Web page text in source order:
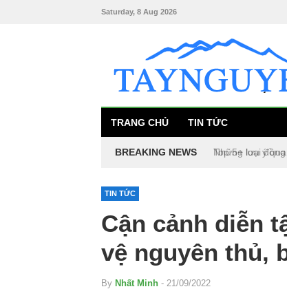
Saturday, 8 Aug 2026
TRANG CHỦ TIN TỨC
BREAKING NEWS Top 5+ loại
TIN TỨC
Cận cảnh diễn
vệ nguyên thủ,
By Nhất Minh - 21/09/2022